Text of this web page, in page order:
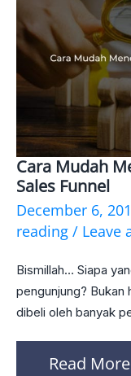
Cara Mudah
Sales Funnel
December 6,
reading / Leave
Bismillah… Siapa
pengunjung? Bukan
dibeli oleh banyak
Cara
Mudah
Melalui
Sales
Funnel
Read